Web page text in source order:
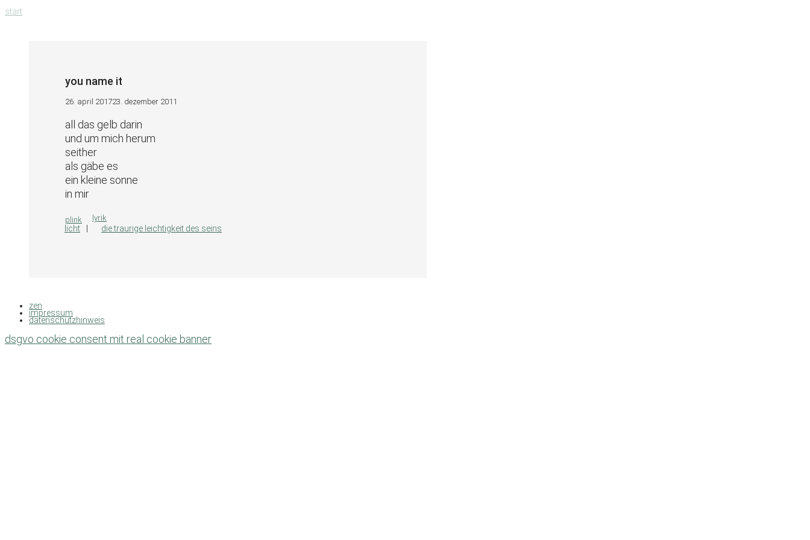
zum
start
you name it
26. april 201723. dezember 2011
all das gelb darin
und um mich herum
seither
als gäbe es
ein kleine sonne
in mir
plink kategorien
lyrik
licht die traurige leichtigkeit des seins
zen
impressum
datenschutzhinweis
dsgvo cookie consent mit real cookie banner